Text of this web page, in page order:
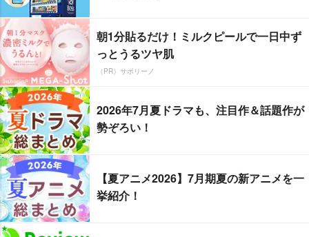
朝1分貼るだけ！ミルクピールで一日中ず
っとうるツヤ肌
（PR）サボリーノ
2026年7月夏ドラマも、注目作＆話題作が
勢ぞろい！
【夏アニメ2026】7月期夏の新アニメを一
挙紹介！